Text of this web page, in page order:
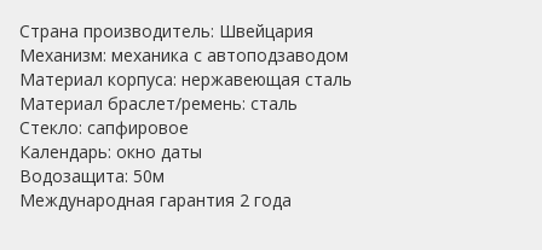
Страна производитель: Швейцария
Механизм: механика с автоподзаводом
Материал корпуса: нержавеющая сталь
Материал браслет/ремень: сталь
Стекло: сапфировое
Календарь: окно даты
Водозащита: 50м
Международная гарантия 2 года